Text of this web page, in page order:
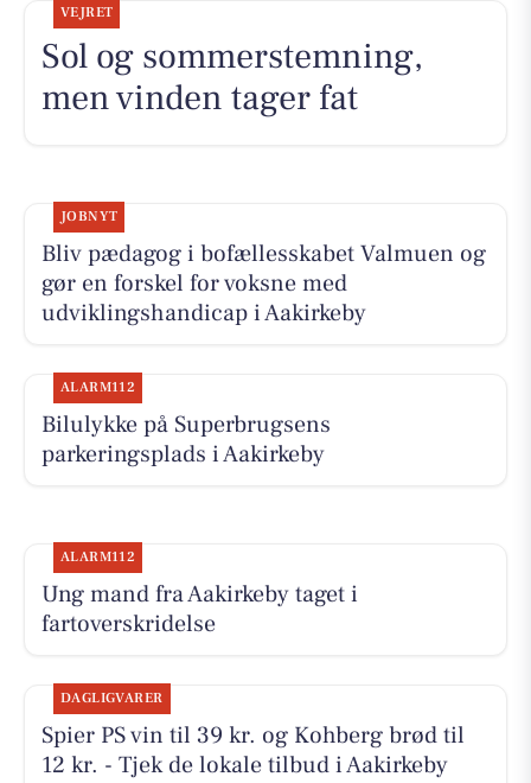
VEJRET
Sol og sommerstemning,
men vinden tager fat
JOBNYT
Bliv pædagog i bofællesskabet Valmuen og
gør en forskel for voksne med
udviklingshandicap i Aakirkeby
ALARM112
Bilulykke på Superbrugsens
parkeringsplads i Aakirkeby
ALARM112
Ung mand fra Aakirkeby taget i
fartoverskridelse
DAGLIGVARER
Spier PS vin til 39 kr. og Kohberg brød til
12 kr. - Tjek de lokale tilbud i Aakirkeby